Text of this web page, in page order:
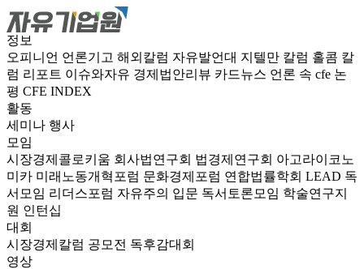
정보
오피니언 언론기고 해외칼럼 자유발언대 지텔만 칼럼 홀콤 칼
럼 리포트 이슈와자유 경제법안리뷰 카드뉴스 언론 속 cfe 논
평 CFE INDEX
활동
세미나 행사
모임
시장경제콜로키움 회사법연구회 법경제연구회 아고라이코노
미카 미래노동개혁포럼 문화경제포럼 연합법률학회 LEAD 독
서모임 리더스포럼 자유주의 입문 독서토론모임 학술연구지
원 인턴십
대회
시장경제칼럼 공모전 독후감대회
영상